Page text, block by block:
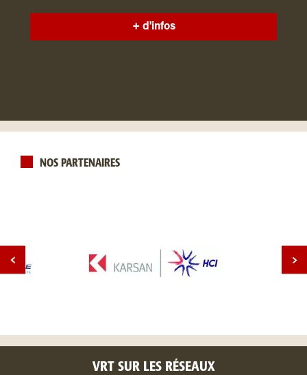
+ d'infos
NOS PARTENAIRES
VRT SUR LES RÉSEAUX